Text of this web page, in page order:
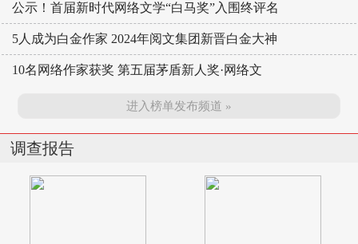
公示！首届新时代网络文学“白马奖”入围终评名
5人成为白金作家 2024年阅文集团新晋白金大神
10名网络作家获奖 第五届茅盾新人奖·网络文
进入榜单发布频道 »
调查报告